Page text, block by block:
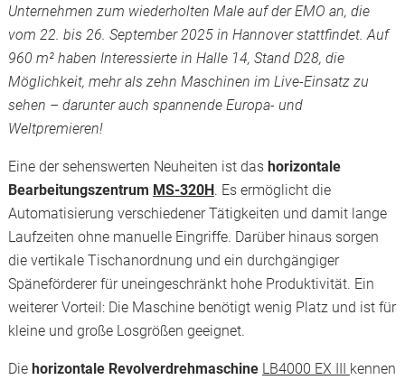
Unternehmen zum wiederholten Male auf der EMO an, die
vom 22. bis 26. September 2025 in Hannover stattfindet. Auf
960 m² haben Interessierte in Halle 14, Stand D28, die
Möglichkeit, mehr als zehn Maschinen im Live-Einsatz zu
sehen – darunter auch spannende Europa- und
Weltpremieren!
Eine der sehenswerten Neuheiten ist das horizontale
Bearbeitungszentrum MS-320H. Es ermöglicht die
Automatisierung verschiedener Tätigkeiten und damit lange
Laufzeiten ohne manuelle Eingriffe. Darüber hinaus sorgen
die vertikale Tischanordnung und ein durchgängiger
Späneförderer für uneingeschränkt hohe Produktivität. Ein
weiterer Vorteil: Die Maschine benötigt wenig Platz und ist für
kleine und große Losgrößen geeignet.
Die horizontale Revolverdrehmaschine LB4000 EX III kennen